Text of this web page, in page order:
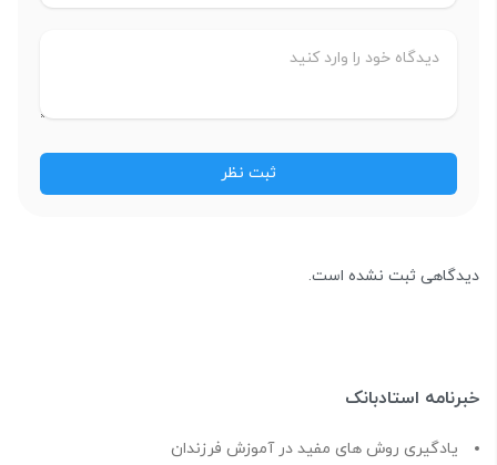
دیدگاهی ثبت نشده است.
خبرنامه استادبانک
یادگیری روش های مفید در آموزش فرزندان